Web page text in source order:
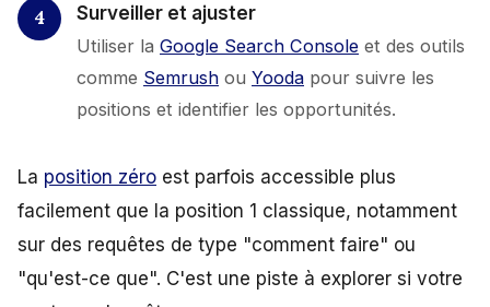
Surveiller et ajuster
Utiliser la Google Search Console et des outils
comme Semrush ou Yooda pour suivre les
positions et identifier les opportunités.
La position zéro est parfois accessible plus
facilement que la position 1 classique, notamment
sur des requêtes de type "comment faire" ou
"qu'est-ce que". C'est une piste à explorer si votre